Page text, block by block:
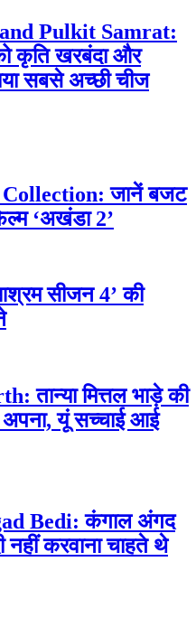
Pulkit Samrat:
कृति खरबंदा और
सबसे अच्छी चीज
जानें बजट
‘अखंडा 2’
सीजन 4’ की
तान्या मित्तल भाड़े की
अपना, यूं सच्चाई आई
Bedi: कंगाल अंगद
नहीं करवाना चाहते थे